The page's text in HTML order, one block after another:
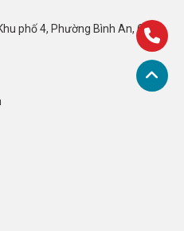
phố 4, Phường Bình An, Quận